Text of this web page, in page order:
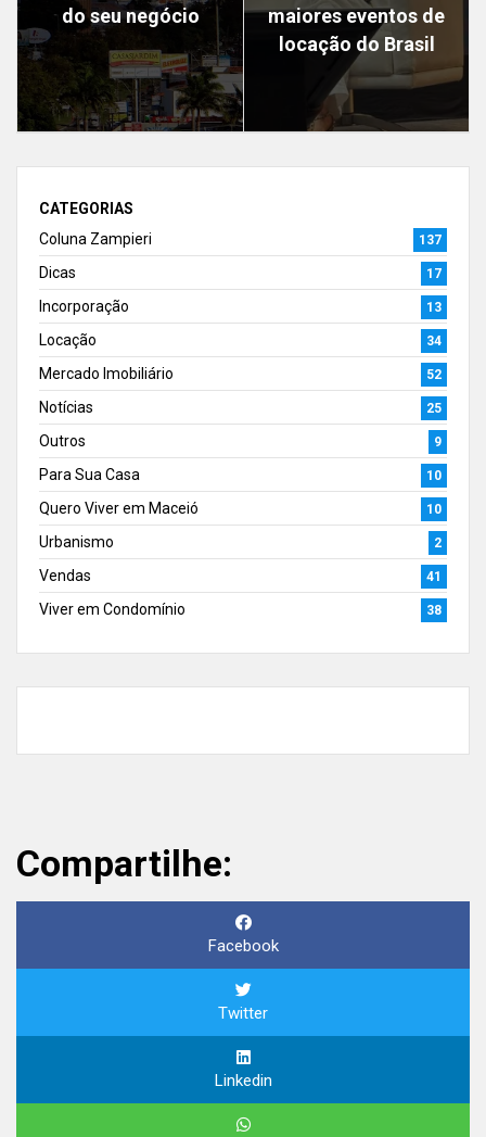
do seu negócio
maiores eventos de
locação do Brasil
CATEGORIAS
Coluna Zampieri
137
Dicas 17
Incorporação 13
Locação 34
Mercado Imobiliário 52
Notícias 25
Outros 9
Para Sua Casa 10
Quero Viver em Maceió 10
Urbanismo 2
Vendas 41
Viver em Condomínio 38
Compartilhe:
Facebook
Twitter
Linkedin